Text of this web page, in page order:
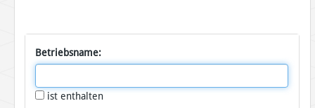
Betriebsname:
ist enthalten